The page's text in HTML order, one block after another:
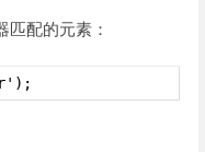
配的元素：